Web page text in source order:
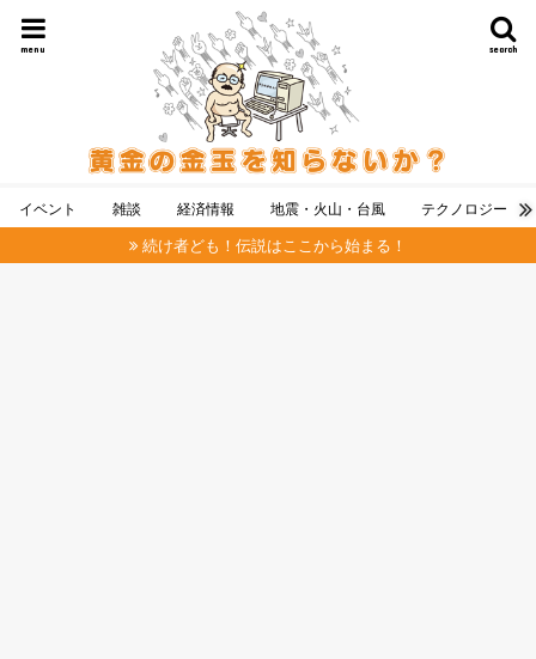
search
menu
イベント 雑談 経済情報 地震・火山・台風 テクノロジー
続け者ども！伝説はここから始まる！